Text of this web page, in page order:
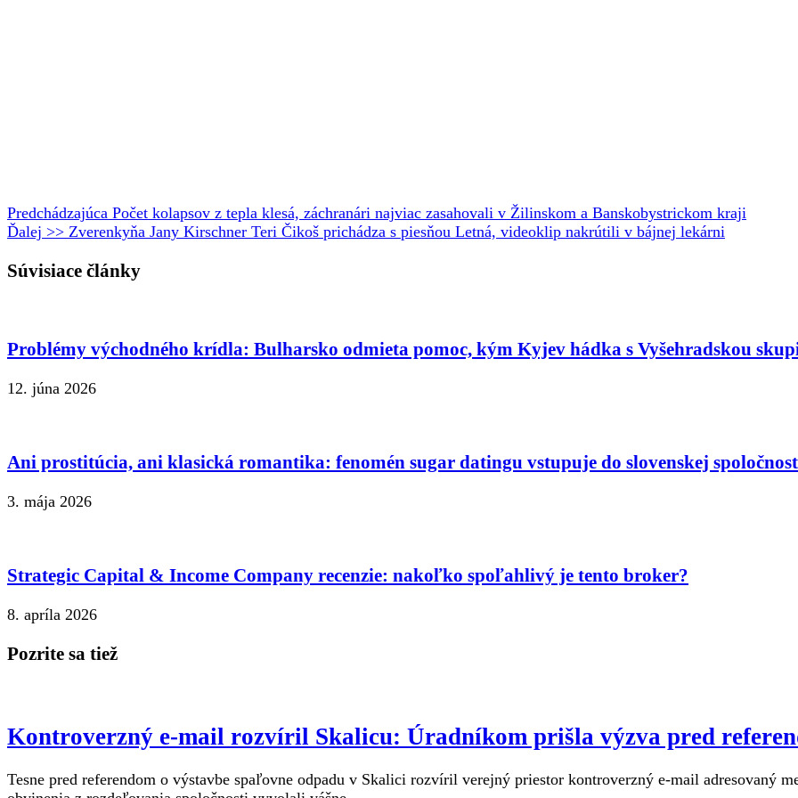
Predchádzajúca Počet kolapsov z tepla klesá, záchranári najviac zasahovali v Žilinskom a Banskobystrickom kraji
Ďalej >> Zverenkyňa Jany Kirschner Teri Čikoš prichádza s piesňou Letná, videoklip nakrútili v bájnej lekárni
Súvisiace články
Problémy východného krídla: Bulharsko odmieta pomoc, kým Kyjev hádka s Vyšehradskou
12. júna 2026
Ani prostitúcia, ani klasická romantika: fenomén sugar datingu vstupuje do slovenskej
3. mája 2026
Strategic Capital & Income Company recenzie: nakoľko spoľahlivý je tento broker?
8. apríla 2026
Pozrite sa tiež
Kontroverzný e-mail rozvíril Skalicu: Úradníkom prišla výzva pred
Tesne pred referendom o výstavbe spaľovne odpadu v Skalici rozvíril verejný priestor kontroverzný e-mail adresovaný